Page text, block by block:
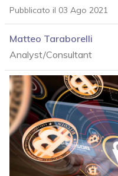
Pubblicato il 03 Ago 2021
Matteo Taraborelli
Analyst/Consultant